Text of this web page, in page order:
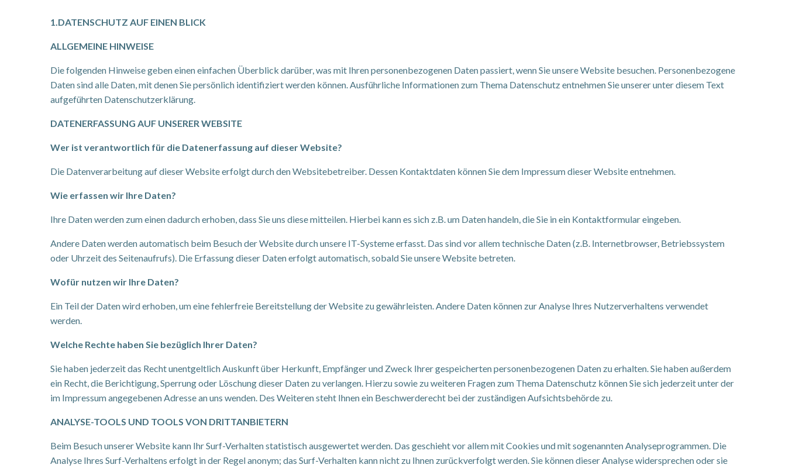
1.DATENSCHUTZ AUF EINEN BLICK
ALLGEMEINE HINWEISE
Die folgenden Hinweise geben einen einfachen Überblick darüber, was mit Ihren personenbezogenen Daten passiert, wenn Sie unsere Website besuchen. Personenbezogene
Daten sind alle Daten, mit denen Sie persönlich identifiziert werden können. Ausführliche Informationen zum Thema Datenschutz entnehmen Sie unserer unter diesem Text
aufgeführten Datenschutzerklärung.
DATENERFASSUNG AUF UNSERER WEBSITE
Wer ist verantwortlich für die Datenerfassung auf dieser Website?
Die Datenverarbeitung auf dieser Website erfolgt durch den Websitebetreiber. Dessen Kontaktdaten können Sie dem Impressum dieser Website entnehmen.
Wie erfassen wir Ihre Daten?
Ihre Daten werden zum einen dadurch erhoben, dass Sie uns diese mitteilen. Hierbei kann es sich z.B. um Daten handeln, die Sie in ein Kontaktformular eingeben.
Andere Daten werden automatisch beim Besuch der Website durch unsere IT-Systeme erfasst. Das sind vor allem technische Daten (z.B. Internetbrowser, Betriebssystem
oder Uhrzeit des Seitenaufrufs). Die Erfassung dieser Daten erfolgt automatisch, sobald Sie unsere Website betreten.
Wofür nutzen wir Ihre Daten?
Ein Teil der Daten wird erhoben, um eine fehlerfreie Bereitstellung der Website zu gewährleisten. Andere Daten können zur Analyse Ihres Nutzerverhaltens verwendet
werden.
Welche Rechte haben Sie bezüglich Ihrer Daten?
Sie haben jederzeit das Recht unentgeltlich Auskunft über Herkunft, Empfänger und Zweck Ihrer gespeicherten personenbezogenen Daten zu erhalten. Sie haben außerdem
ein Recht, die Berichtigung, Sperrung oder Löschung dieser Daten zu verlangen. Hierzu sowie zu weiteren Fragen zum Thema Datenschutz können Sie sich jederzeit unter der
im Impressum angegebenen Adresse an uns wenden. Des Weiteren steht Ihnen ein Beschwerderecht bei der zuständigen Aufsichtsbehörde zu.
ANALYSE-TOOLS UND TOOLS VON DRITTANBIETERN
Beim Besuch unserer Website kann Ihr Surf-Verhalten statistisch ausgewertet werden. Das geschieht vor allem mit Cookies und mit sogenannten Analyseprogrammen. Die
Analyse Ihres Surf-Verhaltens erfolgt in der Regel anonym; das Surf-Verhalten kann nicht zu Ihnen zurückverfolgt werden. Sie können dieser Analyse widersprechen oder sie